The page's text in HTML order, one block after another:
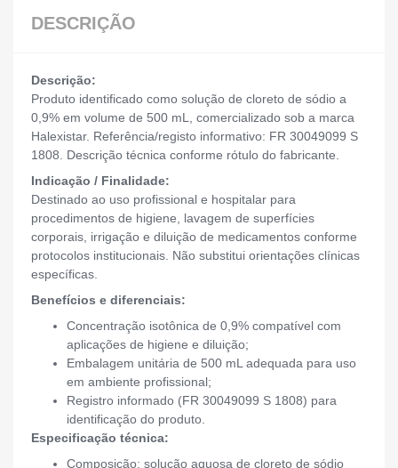
DESCRIÇÃO
Descrição:
Produto identificado como solução de cloreto de sódio a
0,9% em volume de 500 mL, comercializado sob a marca
Halexistar. Referência/registo informativo: FR 30049099 S
1808. Descrição técnica conforme rótulo do fabricante.
Indicação / Finalidade:
Destinado ao uso profissional e hospitalar para
procedimentos de higiene, lavagem de superfícies
corporais, irrigação e diluição de medicamentos conforme
protocolos institucionais. Não substitui orientações clínicas
específicas.
Benefícios e diferenciais:
Concentração isotônica de 0,9% compatível com
aplicações de higiene e diluição;
Embalagem unitária de 500 mL adequada para uso
em ambiente profissional;
Registro informado (FR 30049099 S 1808) para
identificação do produto.
Especificação técnica:
Composição: solução aquosa de cloreto de sódio